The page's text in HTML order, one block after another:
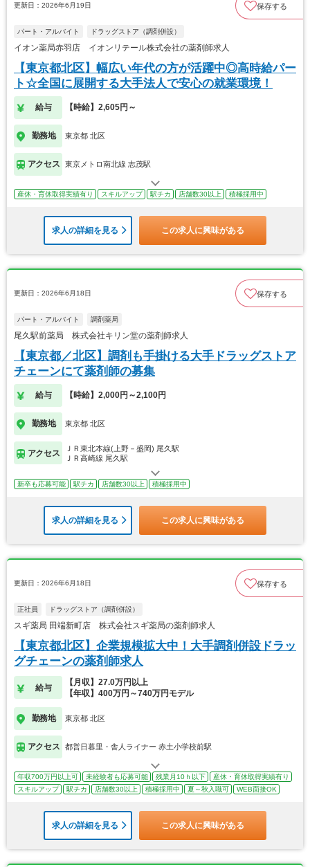
更新日：2026年6月19日 保存する
パート・アルバイト ドラッグストア（調剤併設）
イオン薬局赤羽店 イオンリテール株式会社の薬剤師求人
【東京都北区】幅広い年代の方が活躍中◎高時給パー
ト☆全国に展開する大手法人で安心の就業環境！
給与 【時給】2,605円～
勤務地 東京都 北区
アクセス 東京メトロ南北線 志茂駅
産休・育休取得実績有り スキルアップ 駅チカ 店舗数30以上 積極採用中
求人の詳細を見る この求人に興味がある
更新日：2026年6月18日 保存する
パート・アルバイト 調剤薬局
尾久駅前薬局 株式会社キリン堂の薬剤師求人
【東京都／北区】調剤も手掛ける大手ドラッグストア
チェーンにて薬剤師の募集
給与 【時給】2,000円～2,100円
勤務地 東京都 北区
アクセス
ＪＲ東北本線(上野－盛岡) 尾久駅
ＪＲ高崎線 尾久駅
新卒も応募可能 駅チカ 店舗数30以上 積極採用中
求人の詳細を見る この求人に興味がある
更新日：2026年6月18日 保存する
正社員 ドラッグストア（調剤併設）
スギ薬局 田端新町店 株式会社スギ薬局の薬剤師求人
【東京都北区】企業規模拡大中！大手調剤併設ドラッ
グチェーンの薬剤師求人
給与
【月収】27.0万円以上
【年収】400万円～740万円モデル
勤務地 東京都 北区
アクセス 都営日暮里・舎人ライナー 赤土小学校前駅
年収700万円以上可 未経験者も応募可能 残業月10ｈ以下
産休・育休取得実績有り
スキルアップ
駅チカ 店舗数30以上 積極採用中 夏～秋入職可 WEB面接OK
求人の詳細を見る この求人に興味がある